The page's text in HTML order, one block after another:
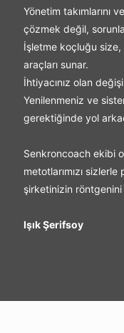
Yönetim takımlarını
çözmek değil,
İşletme koçluğu
araçları sunar.
İhtiyacınız olan
Yenilenmeniz ve
gerektiğinde yol
Senkroncoach ekibi
metotlarımızı sizlerle
şirketinizin
Işık Şerifsoy